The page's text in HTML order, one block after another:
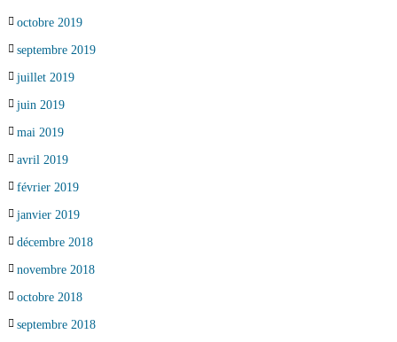
octobre 2019
septembre 2019
juillet 2019
juin 2019
mai 2019
avril 2019
février 2019
janvier 2019
décembre 2018
novembre 2018
octobre 2018
septembre 2018